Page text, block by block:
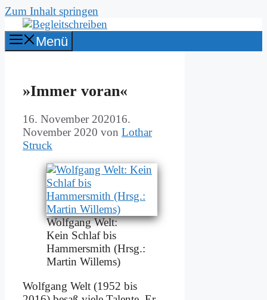
Zum Inhalt springen
Menü
»Im­mer vor­an«
16. November 202016.
November 2020 von Lothar
Struck
Wolf­gang Welt:
Kein Schlaf bis
Ham­mer­s­mith (Hrsg.:
Mar­tin Wil­lems)
Wolf­gang Welt (1952 bis